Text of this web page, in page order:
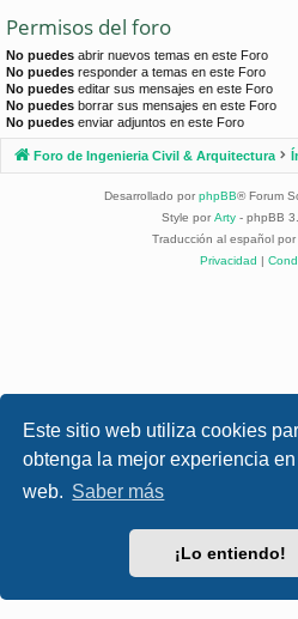
Este sitio web utiliza cookies
obtenga la mejor experiencia
web. Saber más
¡Lo entiendo!
Permisos del foro
No puedes abrir nuevos temas en este Foro
No puedes responder a temas en este Foro
No puedes editar sus mensajes en este Foro
No puedes borrar sus mensajes en este Foro
No puedes enviar adjuntos en este Foro
Foro de Ingenieria Civil & Arquitectura
Desarrollado por phpBB® Forum
Style por Arty - phpBB
Traducción al español por
Privacidad |